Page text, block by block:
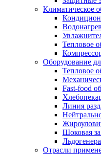
Климатическое
Тепловое
Оборудование
Тепловое
Fast-food
Линия
Шоковая
Отрасли